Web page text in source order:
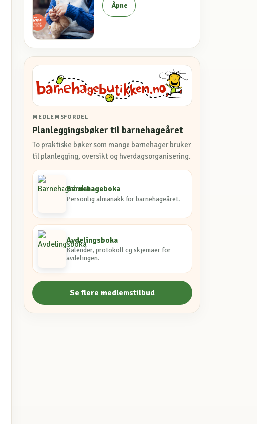
Åpne
MEDLEMSFORDEL
Planleggingsbøker til barnehageåret
To praktiske bøker som mange barnehager bruker
til planlegging, oversikt og hverdagsorganisering.
Barnehageboka
Personlig almanakk for barnehageåret.
Avdelingsboka
Kalender, protokoll og skjemaer for
avdelingen.
Se flere medlemstilbud